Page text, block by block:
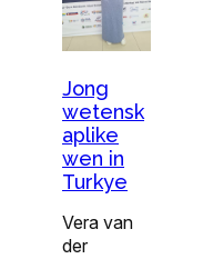
Jong
wetensk
aplike
wen in
Turkye
Vera van
der